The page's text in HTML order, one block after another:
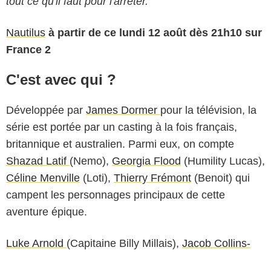
Nautilus à partir de ce lundi 12 août dès 21h10 sur
France 2
C'est avec qui ?
Développée par James Dormer pour la télévision, la
série est portée par un casting à la fois français,
britannique et australien. Parmi eux, on compte
Shazad Latif (Nemo), Georgia Flood (Humility Lucas),
Céline Menville (Loti), Thierry Frémont (Benoit) qui
campent les personnages principaux de cette
aventure épique.
Luke Arnold (Capitaine Billy Millais), Jacob Collins-